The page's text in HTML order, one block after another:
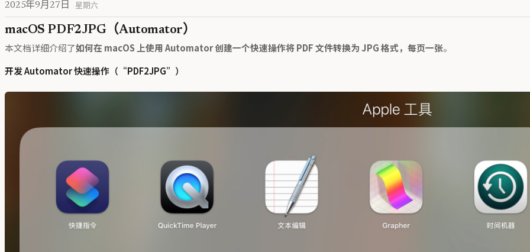
2025年9月27日 星期六
macOS PDF2JPG（Automator）
本文档详细介绍了如何在 macOS 上使用 Automator 创建一个快速操作将 PDF 文件转换为 JPG 格式，每页一张。
开发 Automator 快速操作（“PDF2JPG”）